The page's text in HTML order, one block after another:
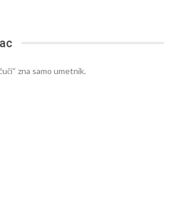
zna samo umetnik.